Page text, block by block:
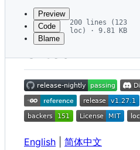
commit
metadata
and
controls
Preview
Code
Blame
200 lines (123
loc) · 9.81 KB
Gitea
English 简体中文